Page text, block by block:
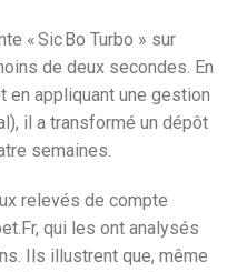
« Sic Bo Turbo » sur
de deux secondes. En
en appliquant une gestion
il a transformé un dépôt
semaines.
relevés de compte
qui les ont analysés
Ils illustrent que, même